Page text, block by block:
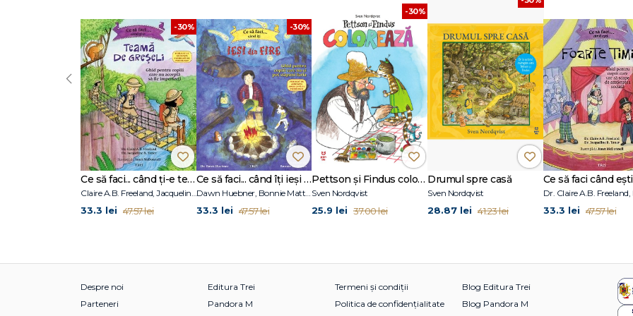
-30%
Ce să faci... când ți-e teamă de greșeli. Ghid pentru copiii care nu acceptă să fie imperfecți
Claire A.B. Freeland, Jacqueline B. Toner, Janet McDonnell
33.3 lei 47.57 lei
-30%
Ce să faci... când îţi ieşi din fire. Ghid pentru copiii care nu-şi pot stăpâni furia
Dawn Huebner, Bonnie Matthews
33.3 lei 47.57 lei
-30%
Pettson și Findus colorează
Sven Nordqvist
25.9 lei 37.00 lei
Drumul spre casă
Sven Nordqvist
28.87 lei 41.23 lei 33.3 lei 47.57 lei
‹
Despre noi
Parteneri
Editura Trei
Pandora M
Termeni și condiții
Politica de confidențialitate
Blog Editura Trei
Blog Pandora M